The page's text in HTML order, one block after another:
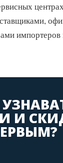
импортеров
И